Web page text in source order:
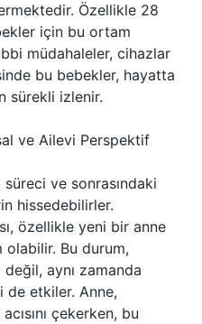
Özellikle 28
için bu ortam
müdahaleler, cihazlar
bu bebekler, hayatta
sürekli izlenir.
ve Ailevi Perspektif
ve sonrasındaki
hissedebilirler.
özellikle yeni bir anne
Bu durum,
değil, aynı zamanda
de etkiler. Anne,
çekerken, bu